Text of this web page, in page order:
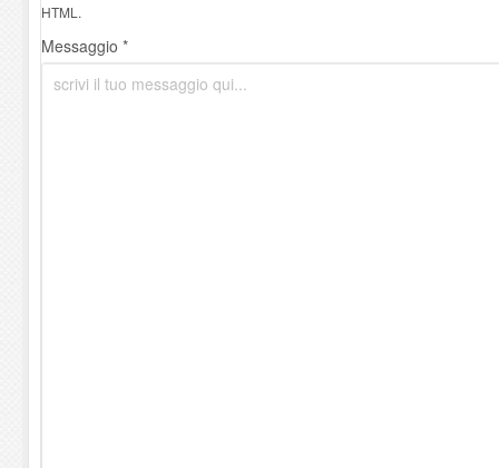
HTML.
Messaggio *